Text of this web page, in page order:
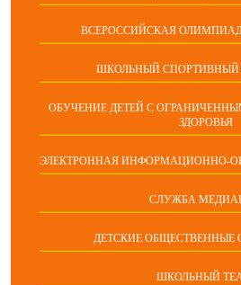
ВСЕРОССИЙСКАЯ
ШКОЛЬНЫЙ СПОРТИВНЫЙ
ОБУЧЕНИЕ ДЕТЕЙ С
ЗДОРОВЬЯ
ЭЛЕКТРОННАЯ ИНФОРМАЦИОННО-
СЛУЖБА
ДЕТСКИЕ ОБЩЕСТВЕННЫЕ
ШКОЛЬНЫЙ